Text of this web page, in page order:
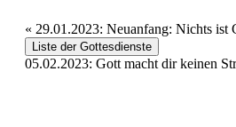
« 29.01.2023: Neuanfang: Nichts ist
Liste der Gottesdienste
05.02.2023: Gott macht dir keinen